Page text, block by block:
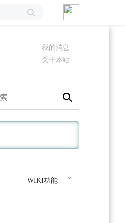
我的消息
关于本站
WIKI功能